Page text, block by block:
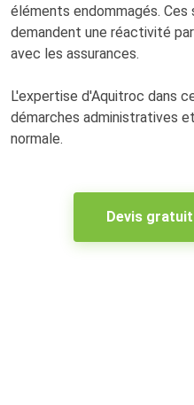
éléments endommagés.
demandent une réactivité
avec les assurances.
L'expertise d'Aquitroc dans
démarches administratives
normale.
Devis